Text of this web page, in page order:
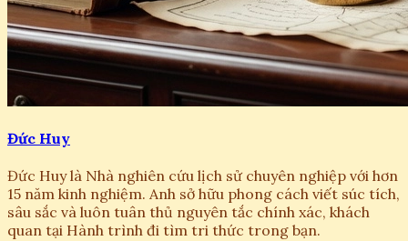
Đức Huy
Đức Huy là Nhà nghiên cứu lịch sử chuyên nghiệp với hơn
15 năm kinh nghiệm. Anh sở hữu phong cách viết súc tích,
sâu sắc và luôn tuân thủ nguyên tắc chính xác, khách
quan tại Hành trình đi tìm tri thức trong bạn.